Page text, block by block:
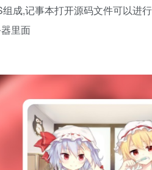
成,记事本打开源码文件可以进
里面